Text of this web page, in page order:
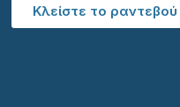
Κλείστε το